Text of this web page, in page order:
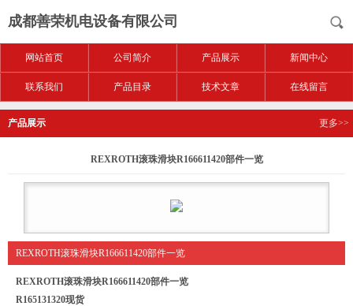
成都善荣机电设备有限公司
网站首页 公司简介 产品展示 新闻中心
联系我们 产品目录 技术文章 在线留言
产品展示 更多>>
REXROTH滚珠滑块R166611420部件一览
REXROTH滚珠滑块R166611420部件一览
REXROTH滚珠滑块R166611420部件一览
R165131320现货